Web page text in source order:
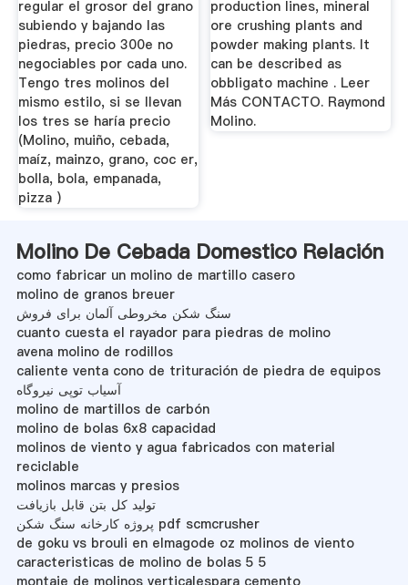
regular el grosor del grano
subiendo y bajando las
piedras, precio 300e no
negociables por cada uno.
Tengo tres molinos del
mismo estilo, si se llevan
los tres se haría precio
(Molino, muiño, cebada,
maíz, mainzo, grano, coc er,
bolla, bola, empanada,
pizza )
production lines, mineral
ore crushing plants and
powder making plants. It
can be described as
obbligato machine . Leer
Más CONTACTO. Raymond
Molino.
Molino De Cebada Domestico Relación
como fabricar un molino de martillo casero
molino de granos breuer
سنگ شکن مخروطی آلمان برای فروش
cuanto cuesta el rayador para piedras de molino
avena molino de rodillos
caliente venta cono de trituración de piedra de equipos
آسیاب توپی نیروگاه
molino de martillos de carbón
molino de bolas 6x8 capacidad
molinos de viento y agua fabricados con material
reciclable
molinos marcas y presios
تولید کل بتن قابل بازیافت
پروژه کارخانه سنگ شکن pdf scmcrusher
de goku vs brouli en elmagode oz molinos de viento
caracteristicas de molino de bolas 5 5
montaje de molinos verticalespara cemento